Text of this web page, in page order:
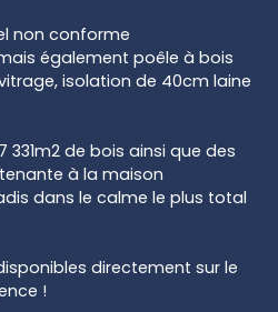
non conforme
également poêle à bois
isolation de 40cm laine
331m2 de bois ainsi que des
à la maison
dans le calme le plus total
directement sur le
!